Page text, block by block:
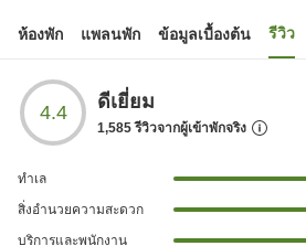
ห้องพัก แพลนพัก ข้อมูลเบื้องต้น รีวิว
4.4 ดีเยี่ยม
1,585รีวิวจากผู้เข้าพักจริง
ทำเล
สิ่งอำนวยความสะดวก
บริการและพนักงาน